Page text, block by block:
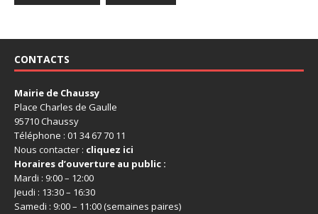
CONTACTS
Mairie de Chaussy
Place Charles de Gaulle
95710 Chaussy
Téléphone : 01 34 67 70 11
Nous contacter : cliquez ici
Horaires d’ouverture au public :
Mardi : 9:00 – 12:00
Jeudi : 13:30 – 16:30
Samedi : 9:00 – 11:00 (semaines paires)